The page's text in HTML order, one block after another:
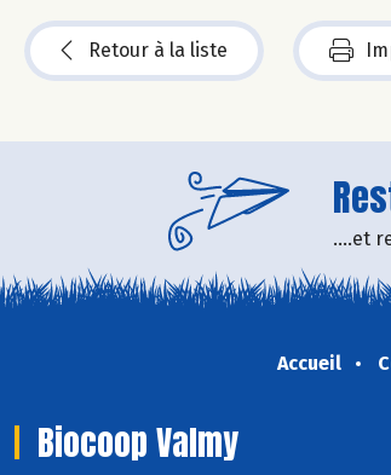
Retour à la liste
....et
Accueil
Biocoop Valmy